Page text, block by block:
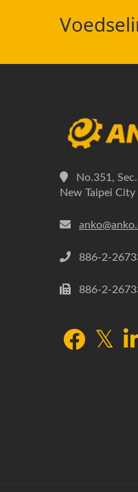
No.351,
New Taipei City
886-2-
886-2-